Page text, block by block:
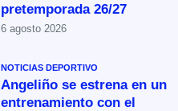
pretemporada 26/27
6 agosto 2026
NOTICIAS DEPORTIVO
Angeliño se estrena en un
entrenamiento con el